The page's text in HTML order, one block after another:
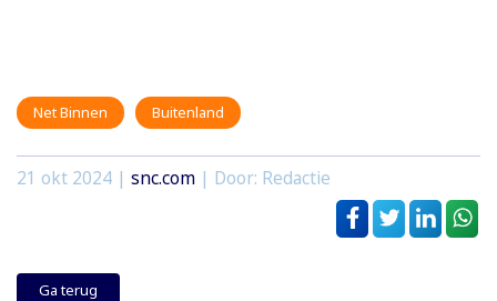
Net Binnen Buitenland
21 okt 2024 | snc.com | Door: Redactie
Ga terug